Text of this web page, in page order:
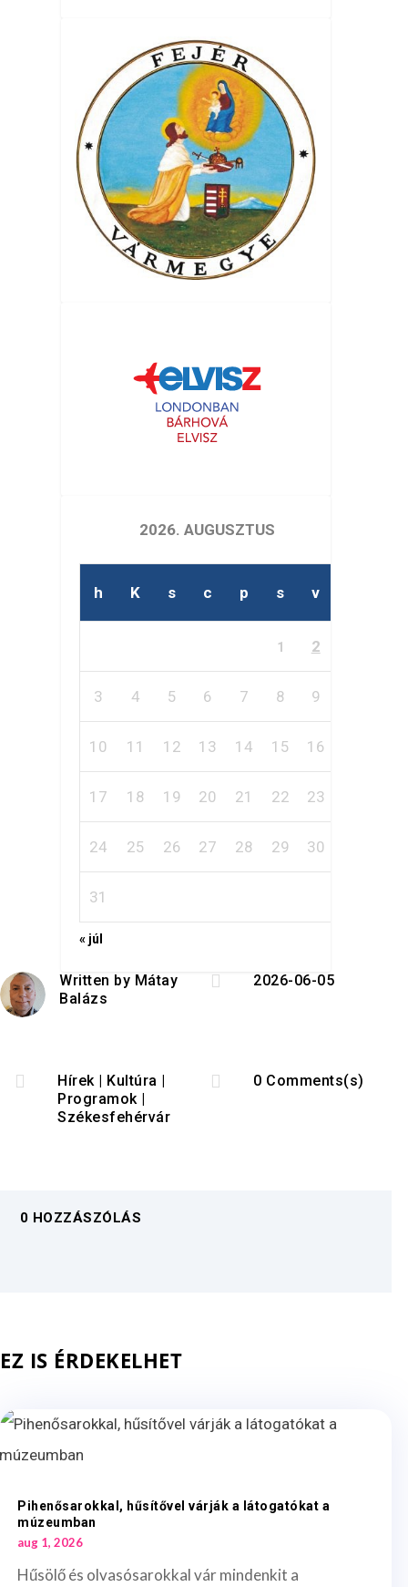
2026. AUGUSZTUS
h K s c p s v
1 2
3 4 5 6 7 8 9
10 11 12 13 14 15 16
17 18 19 20 21 22 23
24 25 26 27 28 29 30
31
« júl
Written by Mátay
Balázs
 2026-06-05
 Hírek| Kultúra |
Programok|
Székesfehérvár
 0 Comments(s)
0 HOZZÁSZÓLÁS
EZ IS ÉRDEKELHET
Pihenősarokkal, hűsítővel várják a látogatókat a
múzeumban
aug 1, 2026
Hűsölő és olvasósarokkal vár mindenkit a